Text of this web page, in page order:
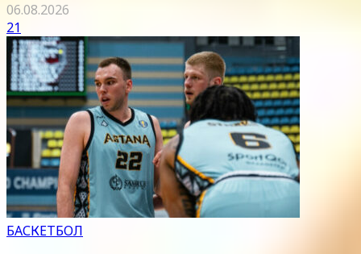
06.08.2026
21
БАСКЕТБОЛ